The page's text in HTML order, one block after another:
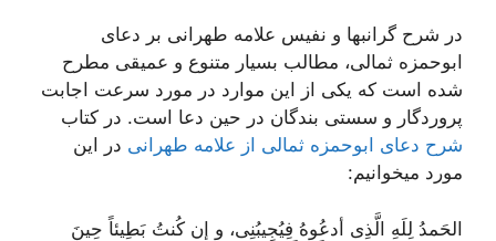
در شرح گرانبها و نفیس علامه طهرانی بر دعای
ابوحمزه ثمالی، مطالب بسیار متنوع و عمیقی مطرح
شده است که یکی از این موارد در مورد سرعت اجابت
پروردگار و سستی بندگان در حین دعا است. در کتاب
شرح دعای ابوحمزه ثمالی از علامه طهرانی در این
مورد میخوانیم:
الحَمدُ لِلَهِ الَّذِی أدعُوهُ فِیُجِیبُنِی، و إن کُنتُ بَطِیئاً حِینَ